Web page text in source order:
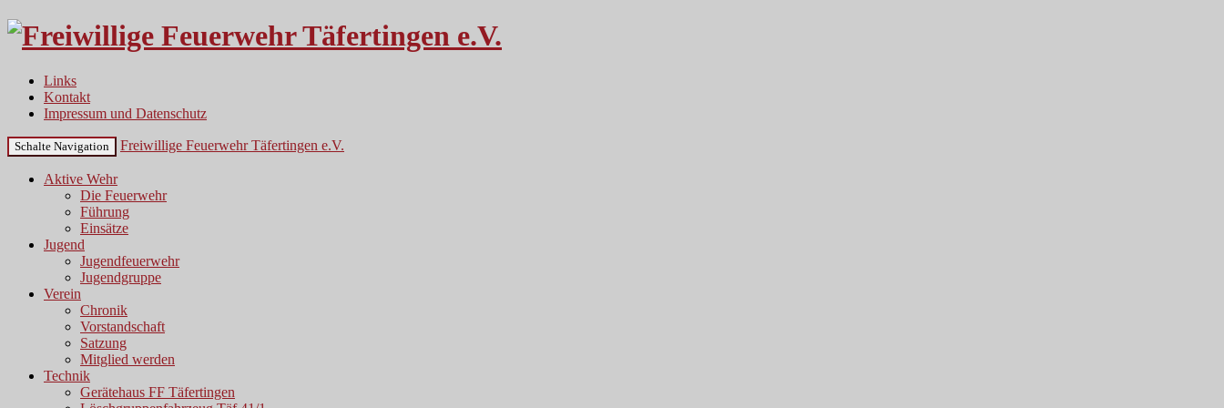
Links
Kontakt
Impressum und Datenschutz
Schalte Navigation Freiwillige Feuerwehr Täfertingen e.V.
Aktive Wehr
Die Feuerwehr
Führung
Einsätze
Jugend
Jugendfeuerwehr
Jugendgruppe
Verein
Chronik
Vorstandschaft
Satzung
Mitglied werden
Technik
Gerätehaus FF Täfertingen